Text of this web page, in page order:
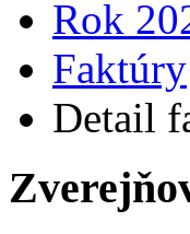
Rok
Faktúry
Detail